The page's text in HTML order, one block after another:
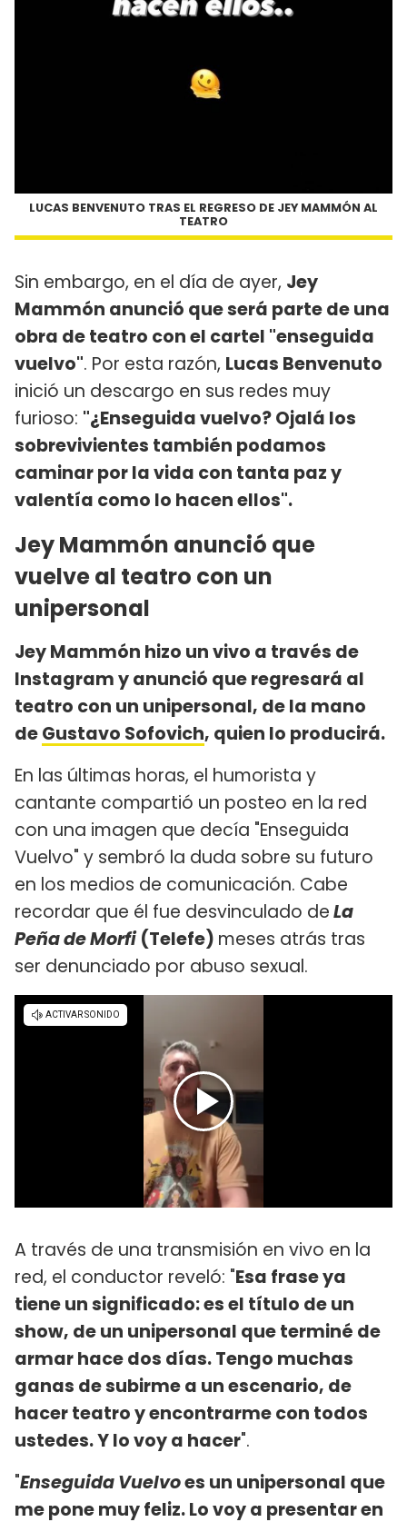
LUCAS BENVENUTO TRAS EL REGRESO DE JEY MAMMÓN AL
TEATRO
Sin embargo, en el día de ayer, Jey
Mammón anunció que será parte de una
obra de teatro con el cartel "enseguida
vuelvo". Por esta razón, Lucas Benvenuto
inició un descargo en sus redes muy
furioso: "¿Enseguida vuelvo? Ojalá los
sobrevivientes también podamos
caminar por la vida con tanta paz y
valentía como lo hacen ellos".
Jey Mammón anunció que
vuelve al teatro con un
unipersonal
Jey Mammón hizo un vivo a través de
Instagram y anunció que regresará al
teatro con un unipersonal, de la mano
deGustavo Sofovich, quien lo producirá.
En las últimas horas, el humorista y
cantante compartió un posteo en la red
con una imagen que decía "Enseguida
Vuelvo" y sembró la duda sobre su futuro
en los medios de comunicación. Cabe
recordar que él fue desvinculado deLa
Peña de Morfi(Telefe) meses atrás tras
ser denunciado por abuso sexual.
A través de una transmisión en vivo en la
red, el conductor reveló: "Esa frase ya
tiene un significado: es el título de un
show, de un unipersonal que terminé de
armar hace dos días. Tengo muchas
ganas de subirme a un escenario, de
hacer teatro y encontrarme con todos
ustedes. Y lo voy a hacer".
"Enseguida Vuelvoes un unipersonal que
me pone muy feliz. Lo voy a presentar en